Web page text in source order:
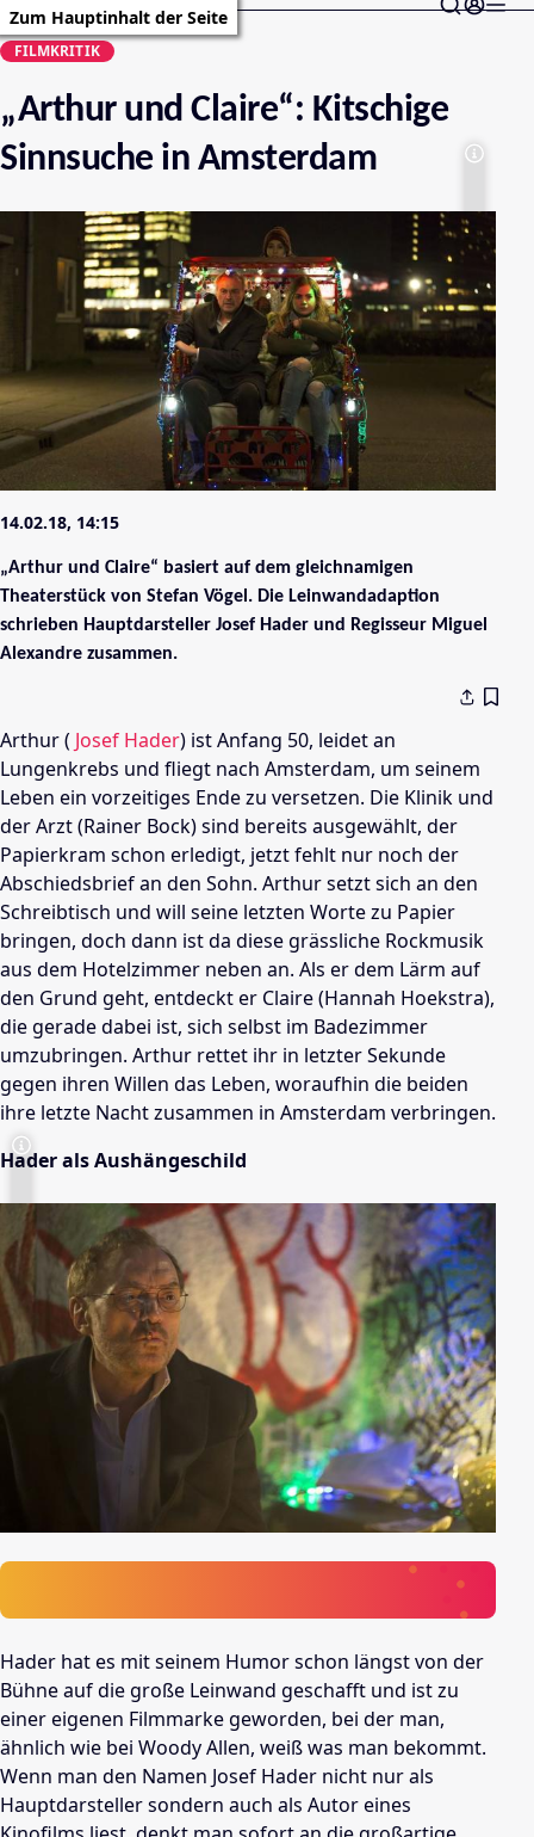
Zum Hauptinhalt der Seite
FILMKRITIK
„Arthur und Claire“: Kitschige
Sinnsuche in Amsterdam
14.02.18, 14:15
„Arthur und Claire“ basiert auf dem gleichnamigen
Theaterstück von Stefan Vögel. Die Leinwandadaption
schrieben Hauptdarsteller Josef Hader und Regisseur Miguel
Alexandre zusammen.
Arthur ( Josef Hader) ist Anfang 50, leidet an
Lungenkrebs und fliegt nach Amsterdam, um seinem
Leben ein vorzeitiges Ende zu versetzen. Die Klinik und
der Arzt (Rainer Bock) sind bereits ausgewählt, der
Papierkram schon erledigt, jetzt fehlt nur noch der
Abschiedsbrief an den Sohn. Arthur setzt sich an den
Schreibtisch und will seine letzten Worte zu Papier
bringen, doch dann ist da diese grässliche Rockmusik
aus dem Hotelzimmer neben an. Als er dem Lärm auf
den Grund geht, entdeckt er Claire (Hannah Hoekstra),
die gerade dabei ist, sich selbst im Badezimmer
umzubringen. Arthur rettet ihr in letzter Sekunde
gegen ihren Willen das Leben, woraufhin die beiden
ihre letzte Nacht zusammen in Amsterdam verbringen.
Haderals Aushängeschild
Hader hat es mit seinem Humor schon längst von der
Bühne auf die große Leinwand geschafft und ist zu
einer eigenen Filmmarke geworden, bei der man,
ähnlich wie bei Woody Allen, weiß was man bekommt.
Wenn man den Namen Josef Hader nicht nur als
Hauptdarsteller sondern auch als Autor eines